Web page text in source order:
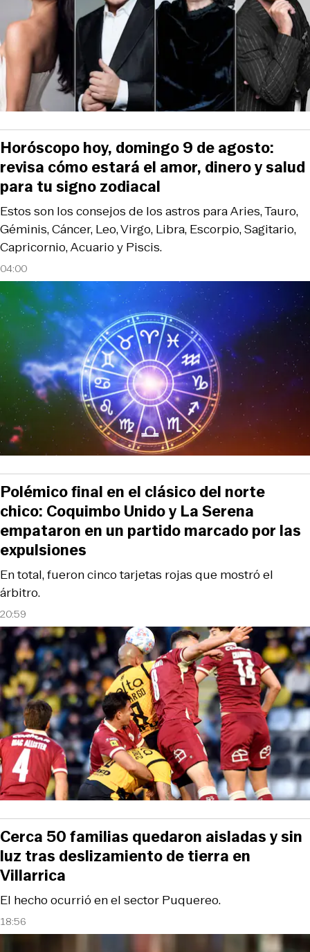
04:00
Estos son los consejos de los astros para Aries, Tauro,
Géminis, Cáncer, Leo, Virgo, Libra, Escorpio, Sagitario,
Capricornio, Acuario y Piscis.
Horóscopo hoy, domingo 9 de agosto:
revisa cómo estará el amor, dinero y salud
para tu signo zodiacal
20:59
En total, fueron cinco tarjetas rojas que mostró el
árbitro.
Polémico final en el clásico del norte
chico: Coquimbo Unido y La Serena
empataron en un partido marcado por las
expulsiones
18:56
El hecho ocurrió en el sector Puquereo.
Cerca 50 familias quedaron aisladas y sin
luz tras deslizamiento de tierra en
Villarrica